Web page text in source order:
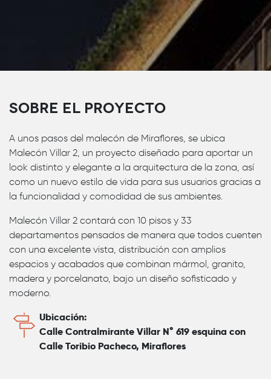
Sobre el proyecto
A unos pasos del malecón de Miraflores, se ubica
Malecón Villar 2, un proyecto diseñado para aportar un
look distinto y elegante a la arquitectura de la zona, así
como un nuevo estilo de vida para sus usuarios gracias a
la funcionalidad y comodidad de sus ambientes.
Malecón Villar 2 contará con 10 pisos y 33
departamentos pensados de manera que todos cuenten
con una excelente vista, distribución con amplios
espacios y acabados que combinan mármol, granito,
madera y porcelanato, bajo un diseño sofisticado y
moderno.
Ubicación:
Calle Contralmirante Villar N° 619 esquina con
Calle Toribio Pacheco, Miraflores